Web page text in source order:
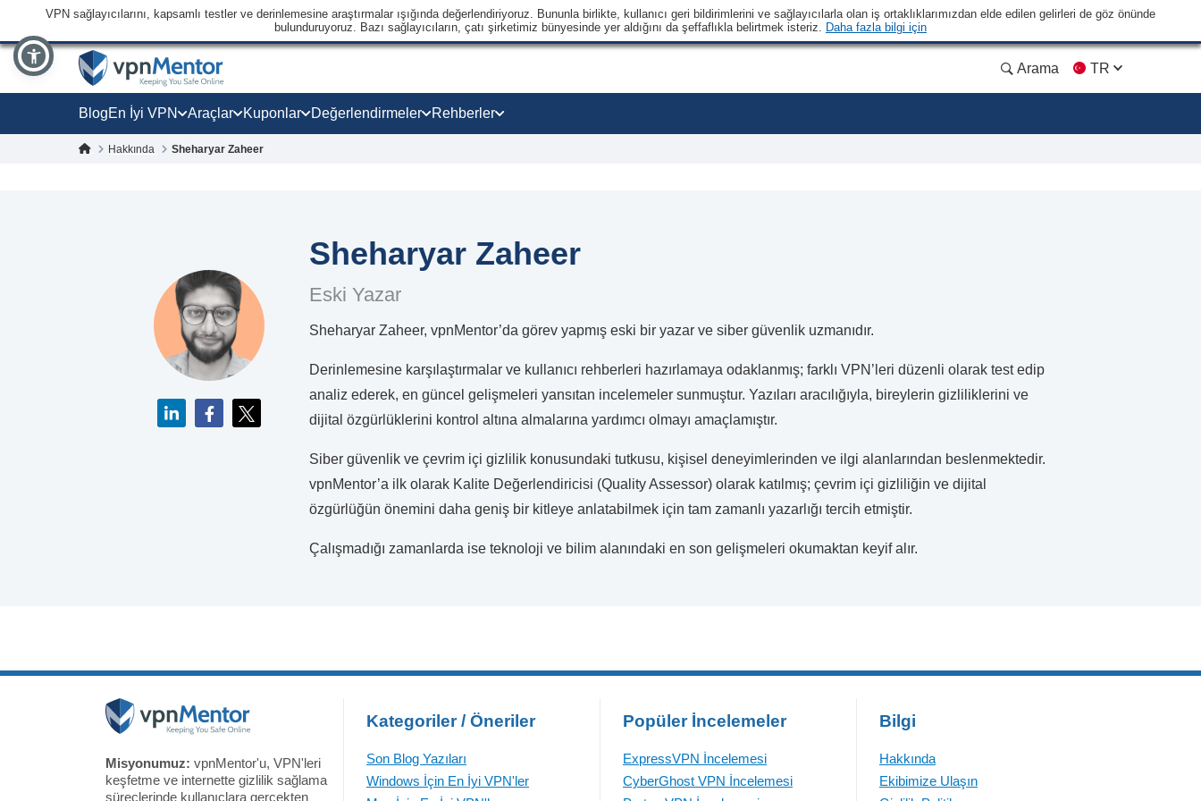
VPN sağlayıcılarını, kapsamlı testler ve derinlemesine araştırmalar ışığında değerlendiriyoruz. Bununla birlikte, kullanıcı geri bildirimlerini ve sağlayıcılarla olan iş ortaklıklarımızdan elde edilen gelirleri de göz önünde
bulunduruyoruz. Bazı sağlayıcıların, çatı şirketimiz bünyesinde yer aldığını da şeffaflıkla belirtmek isteriz. Daha fazla bilgi için
Arama TR
BlogEn İyi VPN Araçlar Kuponlar Değerlendirmeler Rehberler
Hakkında Sheharyar Zaheer
Sheharyar Zaheer
Eski Yazar
Sheharyar Zaheer, vpnMentor’da görev yapmış eski bir yazar ve siber güvenlik uzmanıdır.
Derinlemesine karşılaştırmalar ve kullanıcı rehberleri hazırlamaya odaklanmış; farklı VPN’leri düzenli olarak test edip
analiz ederek, en güncel gelişmeleri yansıtan incelemeler sunmuştur. Yazıları aracılığıyla, bireylerin gizliliklerini ve
dijital özgürlüklerini kontrol altına almalarına yardımcı olmayı amaçlamıştır.
Siber güvenlik ve çevrim içi gizlilik konusundaki tutkusu, kişisel deneyimlerinden ve ilgi alanlarından beslenmektedir.
vpnMentor’a ilk olarak Kalite Değerlendiricisi (Quality Assessor) olarak katılmış; çevrim içi gizliliğin ve dijital
özgürlüğün önemini daha geniş bir kitleye anlatabilmek için tam zamanlı yazarlığı tercih etmiştir.
Çalışmadığı zamanlarda ise teknoloji ve bilim alanındaki en son gelişmeleri okumaktan keyif alır.
Misyonumuz: vpnMentor'u, VPN'leri
keşfetme ve internette gizlilik sağlama
süreçlerinde kullanıclara gerçekten
Kategoriler / Öneriler
Son Blog Yazıları
Windows İçin En İyi VPN'ler
Popüler İncelemeler
ExpressVPN İncelemesi
CyberGhost VPN İncelemesi
Bilgi
Hakkında
Ekibimize Ulaşın